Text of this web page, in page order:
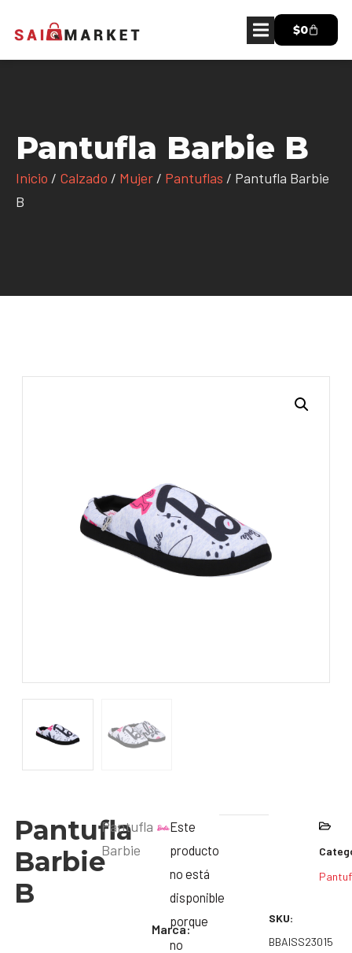
$0
Pantufla Barbie B
Inicio / Calzado / Mujer / Pantuflas / Pantufla Barbie
B
Pantufla
Barbie
B
Pantufla
Barbie
Marca:
Este
producto
no está
disponible
porque
no
SKU:
BBAISS23015